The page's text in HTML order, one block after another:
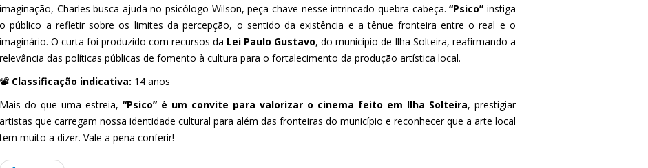
imaginação, Charles busca ajuda no psicólogo Wilson, peça-chave nesse intrincado quebra-cabeça.“Psico” instiga
o público a refletir sobre os limites da percepção, o sentido da existência e a tênue fronteira entre o real e o
imaginário. O curta foi produzido com recursos da Lei Paulo Gustavo, do município de Ilha Solteira, reafirmando a
relevância das políticas públicas de fomento à cultura para o fortalecimento da produção artística local.
📽️ Classificação indicativa: 14 anos
Mais do que uma estreia, “Psico” é um convite para valorizar o cinema feito em Ilha Solteira, prestigiar
artistas que carregam nossa identidade cultural para além das fronteiras do município e reconhecer que a arte local
tem muito a dizer. Vale a pena conferir!